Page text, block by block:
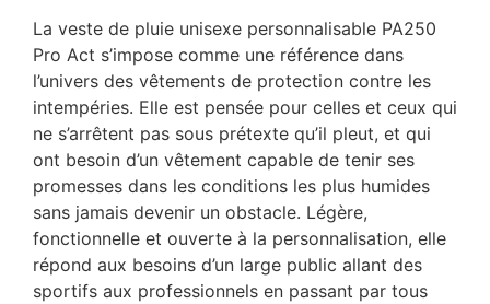
La veste de pluie unisexe personnalisable PA250
Pro Act s’impose comme une référence dans
l’univers des vêtements de protection contre les
intempéries. Elle est pensée pour celles et ceux qui
ne s’arrêtent pas sous prétexte qu’il pleut, et qui
ont besoin d’un vêtement capable de tenir ses
promesses dans les conditions les plus humides
sans jamais devenir un obstacle. Légère,
fonctionnelle et ouverte à la personnalisation, elle
répond aux besoins d’un large public allant des
sportifs aux professionnels en passant par tous